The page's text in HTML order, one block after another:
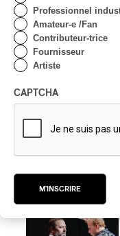
Professionnel
Amateur-e /Fan
Contributeur-trice
Fournisseur
Artiste
CAPTCHA
M'INSCRIRE